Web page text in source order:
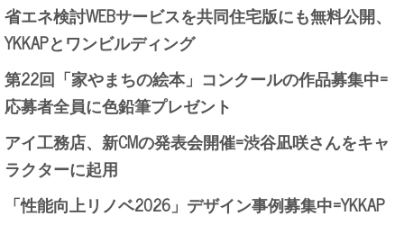
省エネ検討WEBサービスを共同住宅版にも無料公開、
YKKAPとワンビルディング
第22回「家やまちの絵本」コンクールの作品募集中=
応募者全員に色鉛筆プレゼント
アイ工務店、新CMの発表会開催=渋谷凪咲さんをキャ
ラクターに起用
「性能向上リノベ2026」デザイン事例募集中=YKKAP